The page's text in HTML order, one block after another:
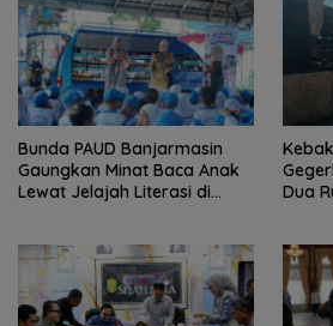
Bunda PAUD Banjarmasin
Gaungkan Minat Baca Anak
Lewat Jelajah Literasi di
Dua